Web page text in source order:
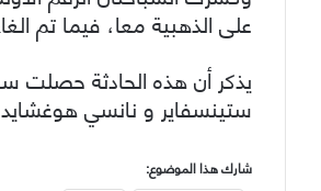
على الذهبية معا، فيما تم
ستينسفاير و نانسي
شارك هذا الموضوع: